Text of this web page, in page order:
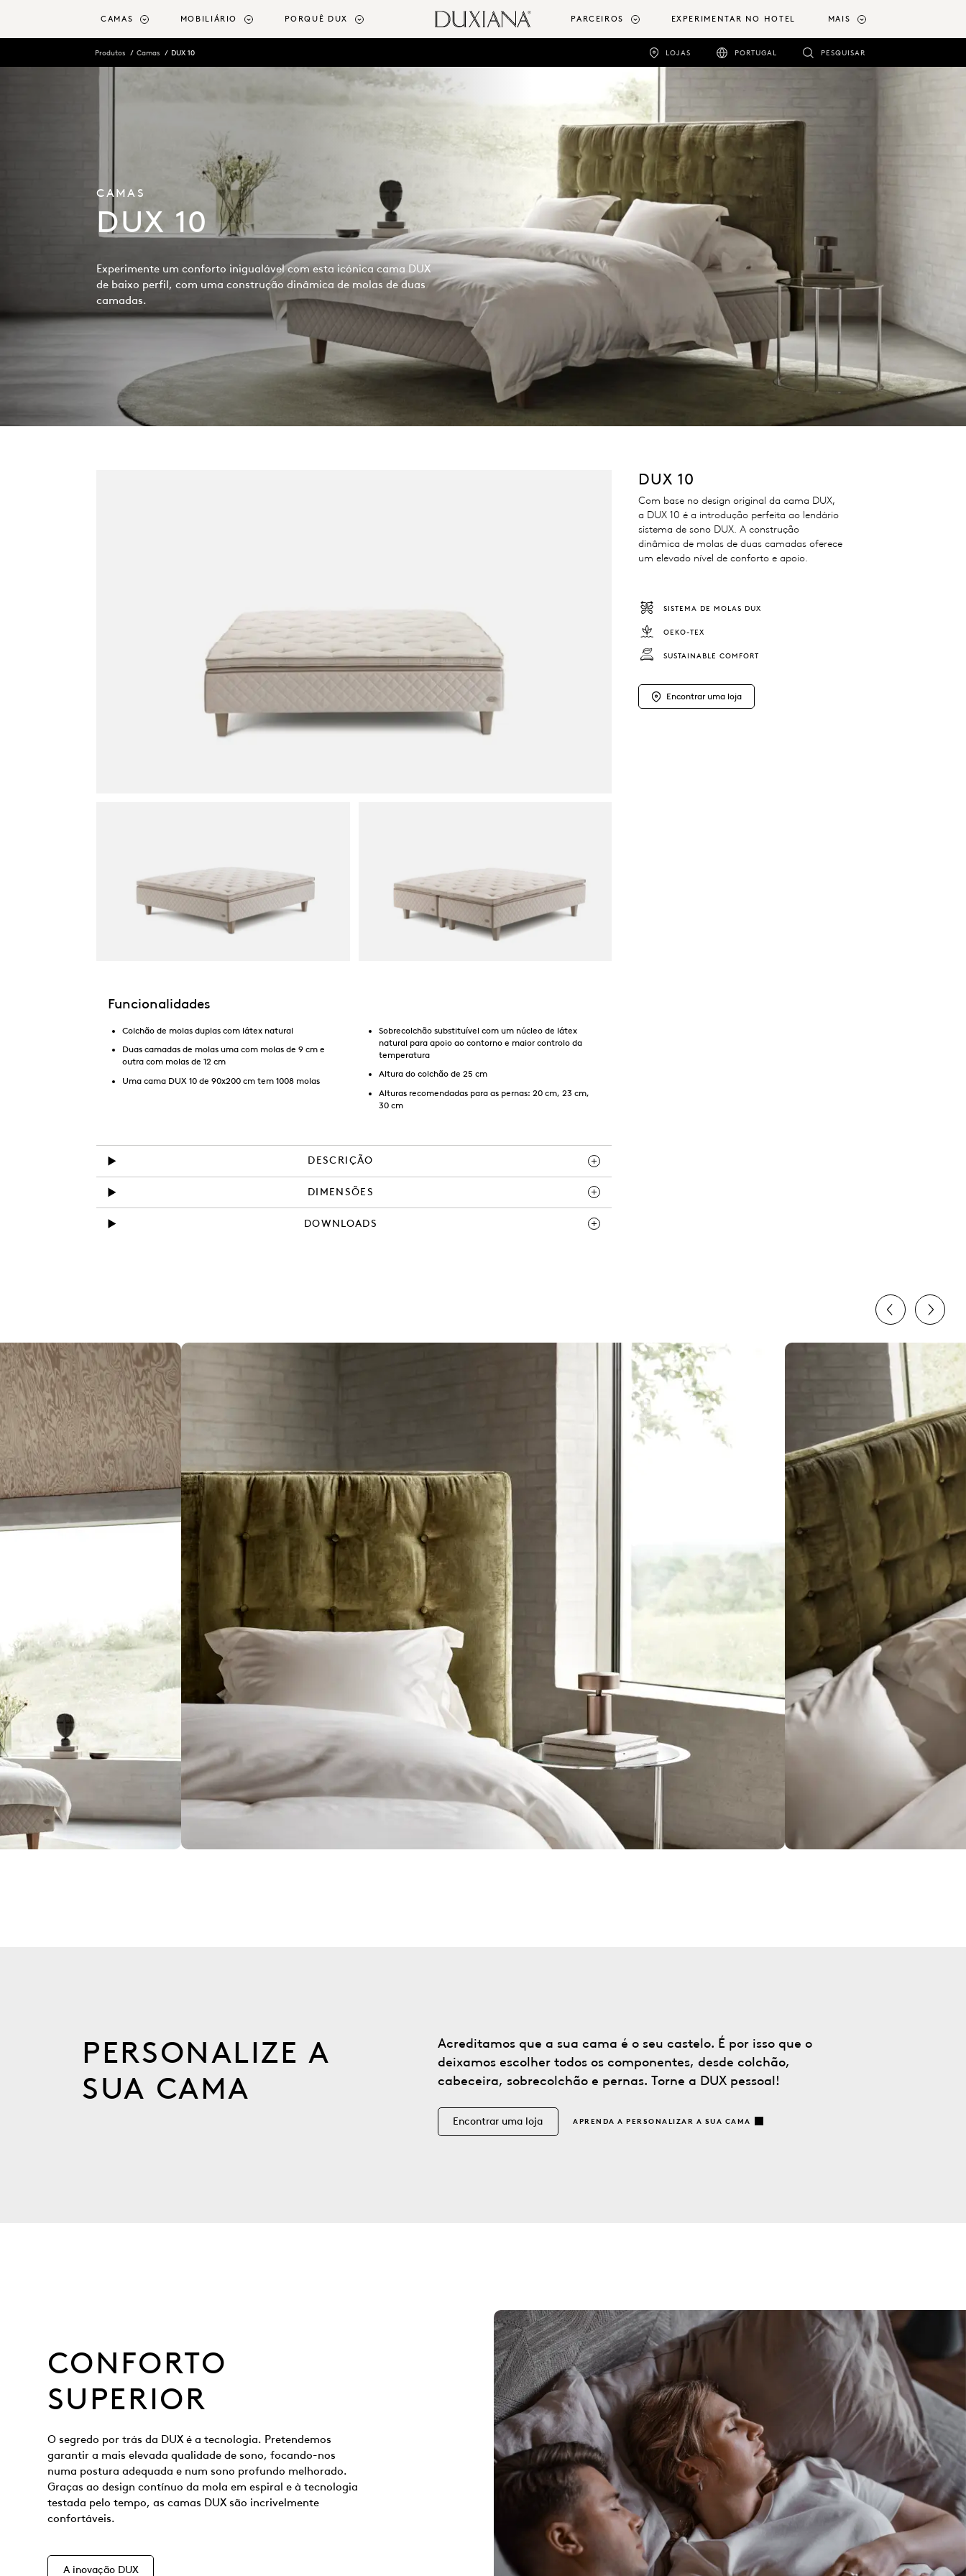
CAMAS MOBILIÁRIO PORQUÊ DUX PARCEIROS EXPERIMENTAR NO HOTEL MAIS
LOJAS PORTUGAL PESQUISAR
Produtos Camas DUX 10
CAMAS
DUX 10
Experimente um conforto inigualável com esta icónica cama DUX
de baixo perfil, com uma construção dinâmica de molas de duas
camadas.
Funcionalidades
Colchão de molas duplas com látex natural
Duas camadas de molas uma com molas de 9 cm e
outra com molas de 12 cm
Uma cama DUX 10 de 90x200 cm tem 1008 molas
Sobrecolchão substituível com um núcleo de látex
natural para apoio ao contorno e maior controlo da
temperatura
Altura do colchão de 25 cm
Alturas recomendadas para as pernas: 20 cm, 23 cm,
30 cm
DESCRIÇÃO
DIMENSÕES
DOWNLOADS
DUX 10
Com base no design original da cama DUX,
a DUX 10 é a introdução perfeita ao lendário
sistema de sono DUX. A construção
dinâmica de molas de duas camadas oferece
um elevado nível de conforto e apoio.
SISTEMA DE MOLAS DUX
OEKO-TEX
SUSTAINABLE COMFORT
Encontrar uma loja
PERSONALIZE A
SUA CAMA
Acreditamos que a sua cama é o seu castelo. É por isso que o
deixamos escolher todos os componentes, desde colchão,
cabeceira, sobrecolchão e pernas. Torne a DUX pessoal!
Encontrar uma loja APRENDA A PERSONALIZAR A SUA CAMA
CONFORTO
SUPERIOR
O segredo por trás da DUX é a tecnologia. Pretendemos
garantir a mais elevada qualidade de sono, focando-nos
numa postura adequada e num sono profundo melhorado.
Graças ao design contínuo da mola em espiral e à tecnologia
testada pelo tempo, as camas DUX são incrivelmente
confortáveis.
A inovação DUX